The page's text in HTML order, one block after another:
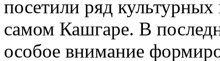
посетили ряд культурных
самом Кашгаре. В
особое внимание